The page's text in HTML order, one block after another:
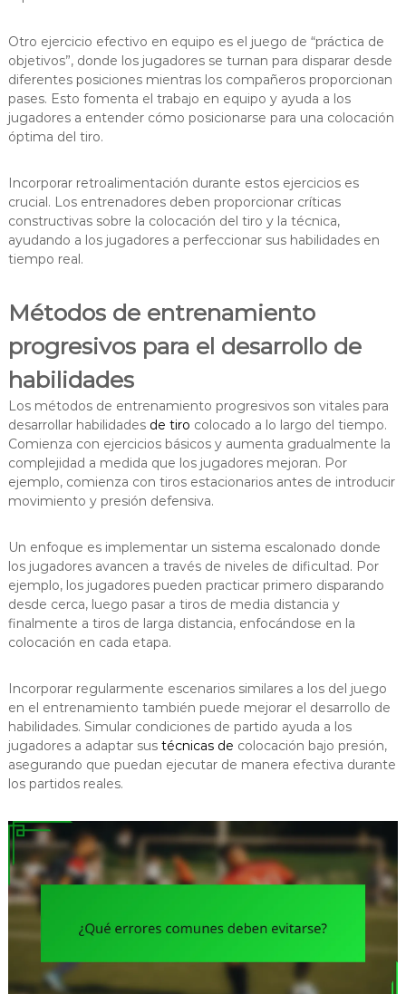
Otro ejercicio efectivo en equipo es el juego de “práctica de
objetivos”, donde los jugadores se turnan para disparar desde
diferentes posiciones mientras los compañeros proporcionan
pases. Esto fomenta el trabajo en equipo y ayuda a los
jugadores a entender cómo posicionarse para una colocación
óptima del tiro.
Incorporar retroalimentación durante estos ejercicios es
crucial. Los entrenadores deben proporcionar críticas
constructivas sobre la colocación del tiro y la técnica,
ayudando a los jugadores a perfeccionar sus habilidades en
tiempo real.
Métodos de entrenamiento
progresivos para el desarrollo de
habilidades
Los métodos de entrenamiento progresivos son vitales para
desarrollar habilidades de tiro colocado a lo largo del tiempo.
Comienza con ejercicios básicos y aumenta gradualmente la
complejidad a medida que los jugadores mejoran. Por
ejemplo, comienza con tiros estacionarios antes de introducir
movimiento y presión defensiva.
Un enfoque es implementar un sistema escalonado donde
los jugadores avancen a través de niveles de dificultad. Por
ejemplo, los jugadores pueden practicar primero disparando
desde cerca, luego pasar a tiros de media distancia y
finalmente a tiros de larga distancia, enfocándose en la
colocación en cada etapa.
Incorporar regularmente escenarios similares a los del juego
en el entrenamiento también puede mejorar el desarrollo de
habilidades. Simular condiciones de partido ayuda a los
jugadores a adaptar sus técnicas de colocación bajo presión,
asegurando que puedan ejecutar de manera efectiva durante
los partidos reales.